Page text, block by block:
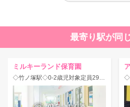
最寄り駅が同
ミルキーランド保育園
◇竹ノ塚駅◇0-2歳児対象定員29名の認証園！年休115日♪育休取得実績あり☆